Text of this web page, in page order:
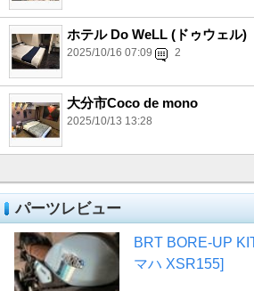
ホテル Do WeLL (ドゥウェル)
2025/10/16 07:09 2
大分市Coco de mono
2025/10/13 13:28
パーツレビュー
BRT BORE-UP
マハ XSR155]